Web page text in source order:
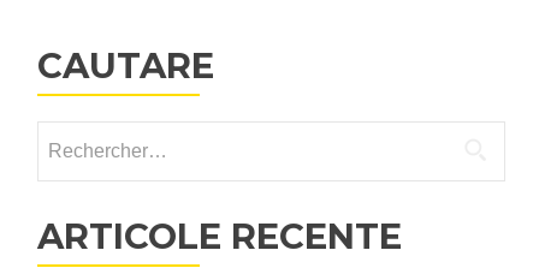
CAUTARE
ARTICOLE RECENTE